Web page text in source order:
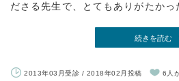
ださる先生で、とてもありがたかっ
続きを読む
2013年03月受診 / 2018年02月投稿 6人